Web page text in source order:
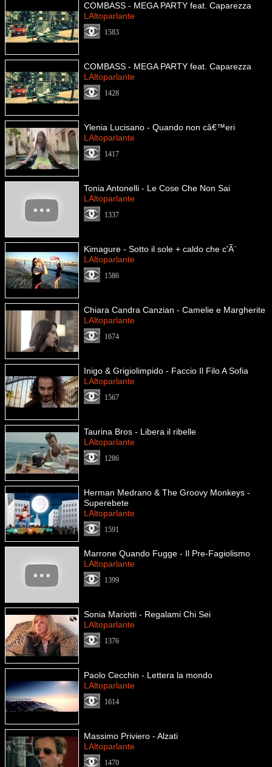
COMBASS - MEGA PARTY feat. Caparezza
LAltoparlante
1583
COMBASS - MEGA PARTY feat. Caparezza
LAltoparlante
1428
Ylenia Lucisano - Quando non câ€™eri
LAltoparlante
1417
Tonia Antonelli - Le Cose Che Non Sai
LAltoparlante
1337
Kimagure - Sotto il sole + caldo che c'Ã¨
LAltoparlante
1586
Chiara Candra Canzian - Camelie e Margherite
LAltoparlante
1674
Inigo & Grigiolimpido - Faccio Il Filo A Sofia
LAltoparlante
1567
Taurina Bros - Libera il ribelle
LAltoparlante
1286
Herman Medrano & The Groovy Monkeys -
Superebete
LAltoparlante
1591
Marrone Quando Fugge - Il Pre-Fagiolismo
LAltoparlante
1399
Sonia Mariotti - Regalami Chi Sei
LAltoparlante
1376
Paolo Cecchin - Lettera la mondo
LAltoparlante
1614
Massimo Priviero - Alzati
LAltoparlante
1470